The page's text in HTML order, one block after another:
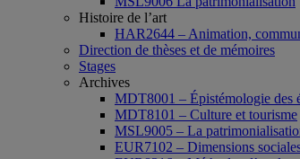
Histoire de l’art
HAR2644 – Animation,
Direction de thèses et de mémoires
Stages
Archives
MDT8001 – Épistémologie des
MDT8101 – Culture et tourisme
MSL9005 – La
EUR7102 – Dimensions